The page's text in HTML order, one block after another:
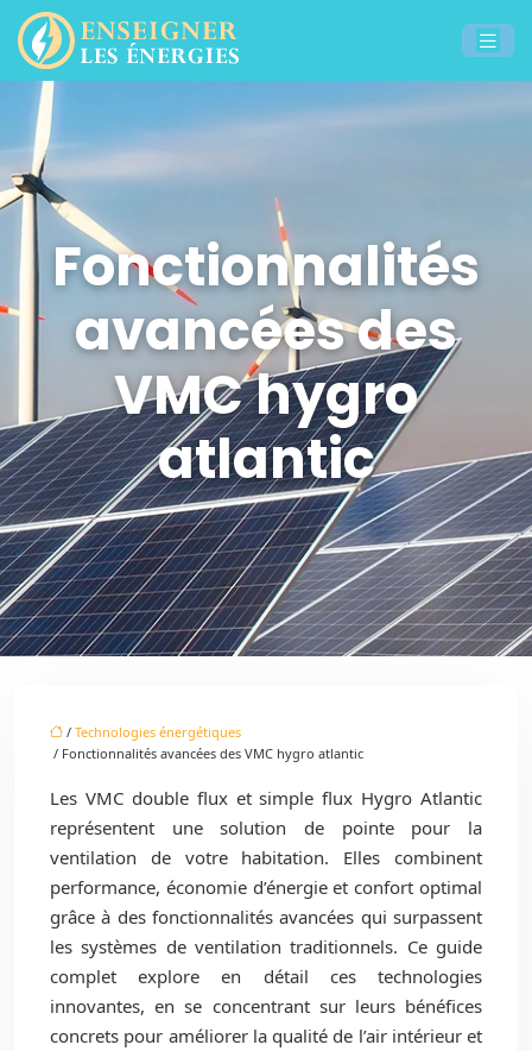
Fonctionnalités
avancées des
VMC hygro
atlantic
/ Technologies énergétiques
/ Fonctionnalités avancées des VMC hygro atlantic
Les VMC double flux et simple flux Hygro Atlantic
représentent une solution de pointe pour la
ventilation de votre habitation. Elles combinent
performance, économie d’énergie et confort optimal
grâce à des fonctionnalités avancées qui surpassent
les systèmes de ventilation traditionnels. Ce guide
complet explore en détail ces technologies
innovantes, en se concentrant sur leurs bénéfices
concrets pour améliorer la qualité de l’air intérieur et